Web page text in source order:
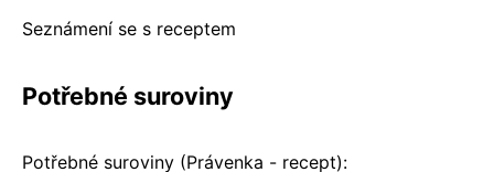
Seznámení se s receptem
Potřebné suroviny
Potřebné suroviny (Právenka - recept):